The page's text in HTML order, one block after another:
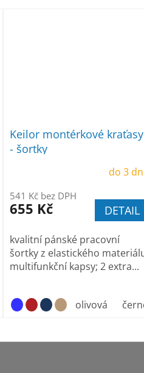
vel. 62 vel. 64
vel.56 vel.58 vel.60
Keilor montérkové kraťasy
- šortky
do 3
541 Kč bez DPH
655 Kč DETAIL
kvalitní pánské pracovní
šortky z elastického
multifunkční kapsy; 2 extra...
olivová